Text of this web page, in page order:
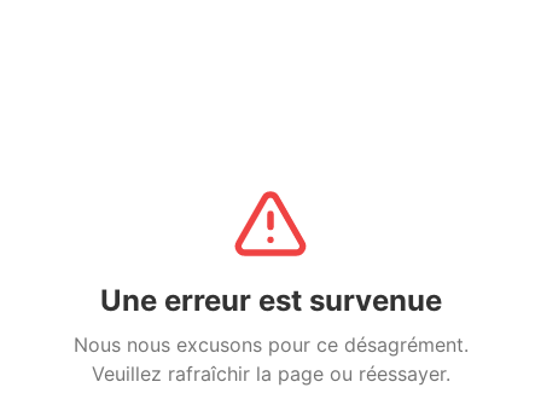
Une erreur est survenue
Nous nous excusons pour ce désagrément.
Veuillez rafraîchir la page ou réessayer.